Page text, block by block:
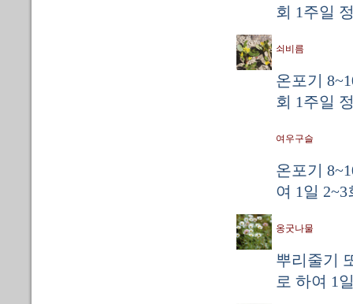
회 1주일
쇠비름
온포기
회 1주일
여우구슬
온포기
여 1일
옹굿나물
뿌리줄기
로 하여 1